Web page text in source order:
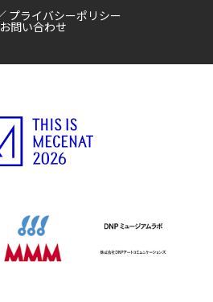
プライバシーポリシー
お問い合わせ